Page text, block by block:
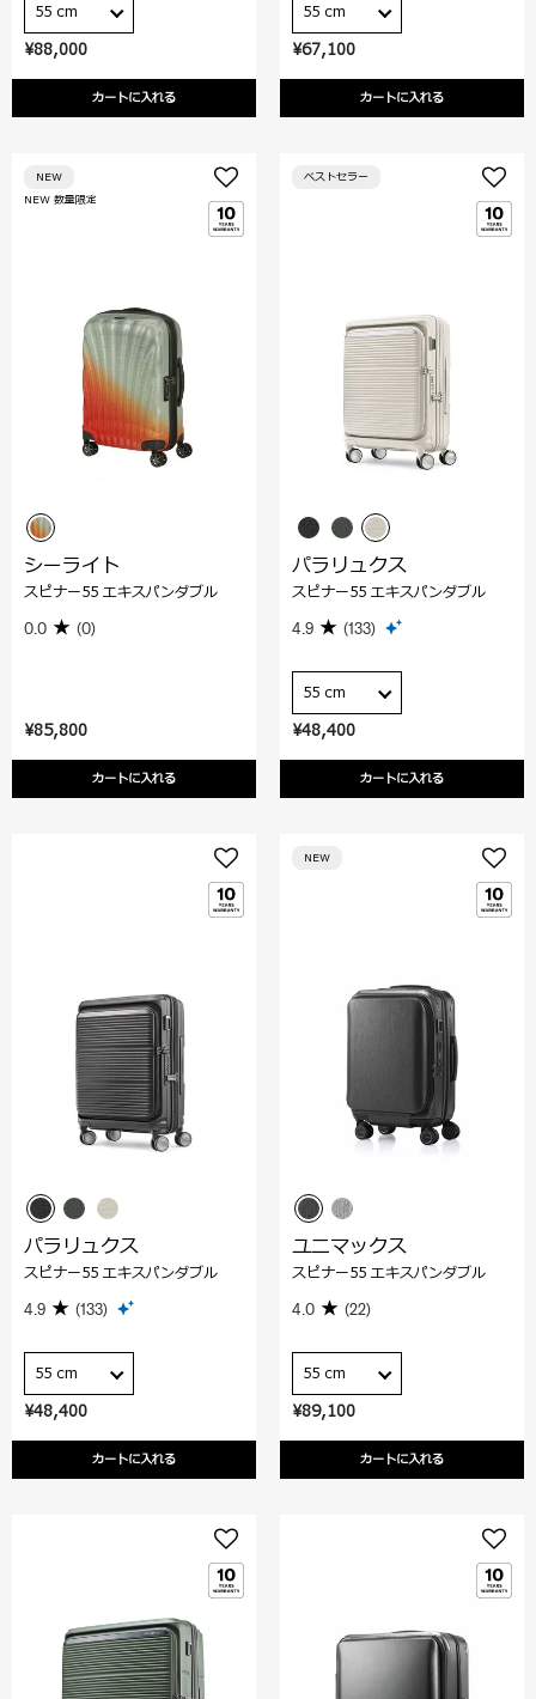
¥88,000
カートに入れる
55 cm
¥67,100
カートに入れる
55 cm
¥85,800
カートに入れる
NEW 数量限定
NEW
シーライト
スピナー55 エキスパンダブル
0.0 (0)
¥48,400
カートに入れる
ベストセラー
パラリュクス
スピナー55 エキスパンダブル
4.9 (133)
55 cm
¥48,400
カートに入れる
パラリュクス
スピナー55 エキスパンダブル
4.9 (133)
55 cm
¥89,100
カートに入れる
NEW
ユニマックス
スピナー55 エキスパンダブル
4.0 (22)
55 cm